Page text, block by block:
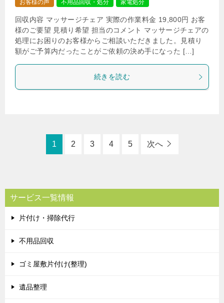
お客様の声 不用品回収・処分 家電処分
回収内容 マッサージチェア 実際の作業料金 19,800円 お客
様のご要望 見積り希望 担当のコメント マッサージチェアの
処理にお困りのお客様からご相談いただきました。見積り
額がご予算内だったことがご依頼の決め手になった […]
続きを読む
1 2 3 4 5 次へ
サービス一覧情報
片付け・掃除代行
不用品回収
ゴミ屋敷片付け(整理)
遺品整理